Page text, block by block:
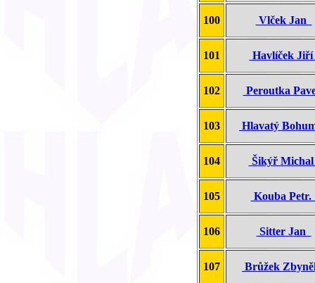
100 Vlček Jan
101 Havlíček
102 Peroutka
103 Hlavatý
104 Šikýř
105 Kouba
106 Sitter Jan
107 Brůžek